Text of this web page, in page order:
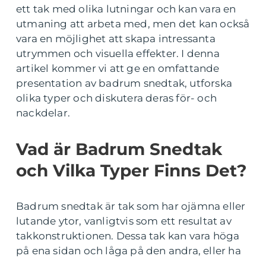
ett tak med olika lutningar och kan vara en
utmaning att arbeta med, men det kan också
vara en möjlighet att skapa intressanta
utrymmen och visuella effekter. I denna
artikel kommer vi att ge en omfattande
presentation av badrum snedtak, utforska
olika typer och diskutera deras för- och
nackdelar.
Vad är Badrum Snedtak
och Vilka Typer Finns Det?
Badrum snedtak är tak som har ojämna eller
lutande ytor, vanligtvis som ett resultat av
takkonstruktionen. Dessa tak kan vara höga
på ena sidan och låga på den andra, eller ha